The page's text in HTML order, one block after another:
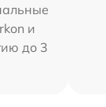
и
до 3